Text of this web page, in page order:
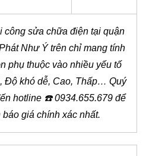
công sửa chữa điện tại quận
Như Ý trên chỉ mang tính
phụ thuộc vào nhiều yếu tố
Độ khó dễ, Cao, Thấp… Quý
hotline ☎️0934.655.679 để
giá chính xác nhất.